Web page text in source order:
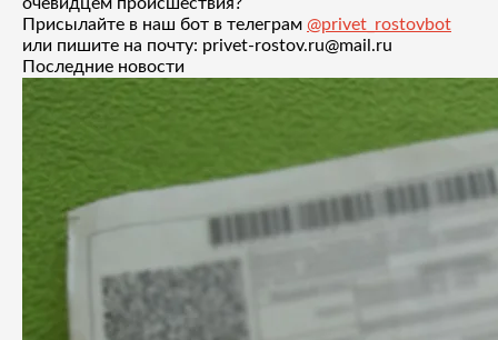
Присылайте в наш бот в телеграм @privet_rostovbot
или пишите на почту: privet-rostov.ru@mail.ru
Последние новости